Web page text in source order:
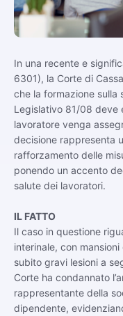
In una recente e
6301), la Corte di
che la formazione
Legislativo 81/08 deve
lavoratore venga
decisione rappresenta
rafforzamento delle
ponendo un accento
salute dei lavoratori.
IL FATTO
Il caso in questione
interinale, con
subito gravi lesioni a
Corte ha condannato
rappresentante della
dipendente,